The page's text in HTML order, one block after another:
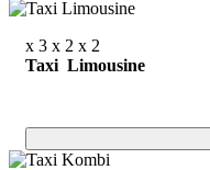
x 3 x 2 x 2
Taxi Limousine